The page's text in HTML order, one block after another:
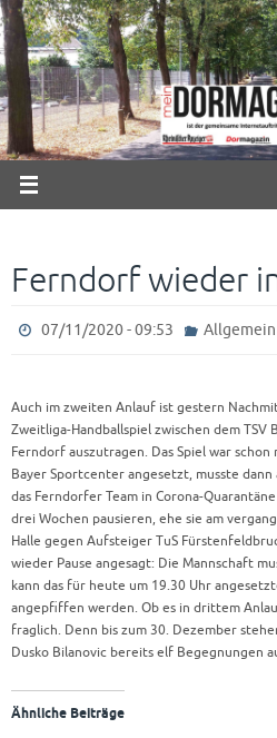
Zum
Inhalt
springen
Ferndorf wieder
07/11/2020 - 09:53 Allgemein
Auch im zweiten Anlauf ist gestern
Zweitliga-Handballspiel zwischen dem TSV
Ferndorf auszutragen. Das Spiel war
Bayer Sportcenter angesetzt, musste
das Ferndorfer Team in Corona-
drei Wochen pausieren, ehe sie am
Halle gegen Aufsteiger TuS
wieder Pause angesagt: Die Mannschaft
kann das für heute um 19.30 Uhr
angepfiffen werden. Ob es in drittem
fraglich. Denn bis zum 30. Dezember
Dusko Bilanovic bereits elf Begegnungen
Ähnliche Beiträge